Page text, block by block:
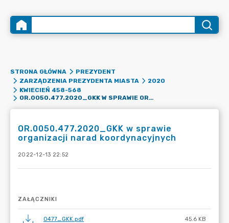
STRONA GŁÓWNA
PREZYDENT
ZARZĄDZENIA PREZYDENTA MIASTA
2020
KWIECIEŃ 458-568
OR.0050.477.2020_GKK W SPRAWIE ORGANIZACJI NARAD KOORDYNACYJNYCH
OR.0050.477.2020_GKK w sprawie
organizacji narad koordynacyjnych
2022-12-13 22:52
ZAŁĄCZNIKI
0477_GKK.pdf 45.6 KB